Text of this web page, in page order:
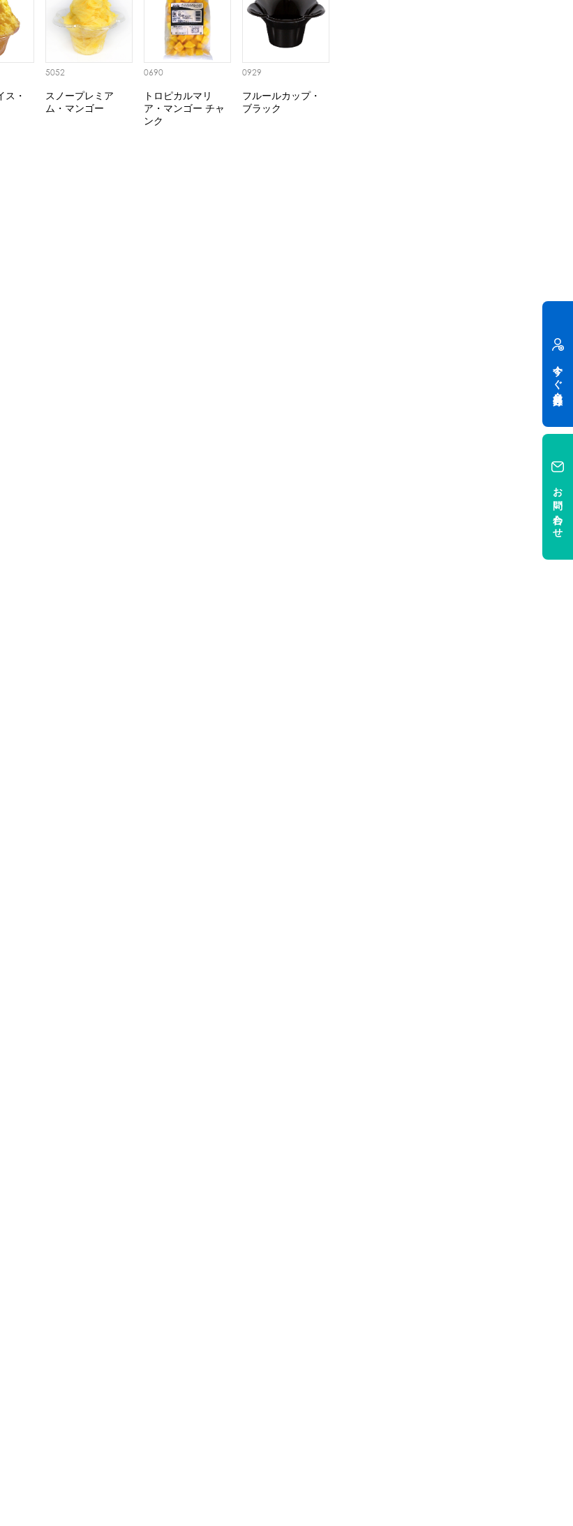
ス・
5052
スノープレミア
ム・マンゴー
0690
トロピカルマリ
ア・マンゴー チャ
ンク
0929
フルールカップ・
ブラック
今すぐ会員登録
お問い合わせ